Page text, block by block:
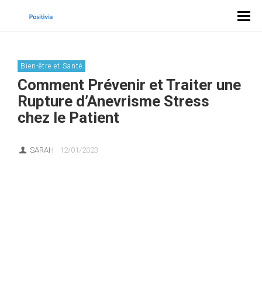
Bien-être et Santé
Comment Prévenir et Traiter une
Rupture d’Anevrisme Stress
chez le Patient
SARAH 12/01/2023